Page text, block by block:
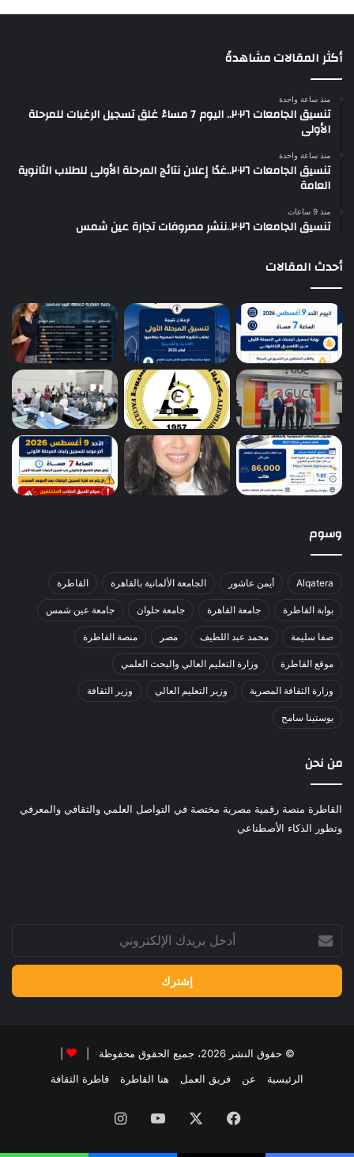
أكثر المقالات مشاهدةً
منذ ساعة واحدة
تنسيق الجامعات ٢٠٢٦.. اليوم 7 مساءً غلق تسجيل الرغبات للمرحلة
الأولى
منذ ساعة واحدة
تنسيق الجامعات ٢٠٢٦..غدًا إعلان نتائج المرحلة الأولى للطلاب الثانوية
العامة
منذ 9 ساعات
تنسيق الجامعات ٢٠٢٦..ننشر مصروفات تجارة عين شمس
أحدث المقالات
وسوم
Alqatera أيمن عاشور الجامعة الألمانية بالقاهرة القاطرة
بوابة القاطرة جامعة القاهرة جامعة حلوان جامعة عين شمس
صفا سليمة محمد عبد اللطيف مصر منصة القاطرة
موقع القاطرة وزارة التعليم العالي والبحث العلمي
وزارة الثقافة المصرية وزير التعليم العالي وزير الثقافة
يوستينا سامح
من نحن
القاطرة منصة رقمية مصرية مختصة في التواصل العلمي والثقافي والمعرفي
وتطور الذكاء الأصطناعي
بريدك
الإلكتروني
© حقوق النشر 2026، جميع الحقوق محفوظة |
الرئيسية
عن فريق العمل هنا القاطرة قاطرة الثقافة
فيسبوك ‫YouTubeانستقرام